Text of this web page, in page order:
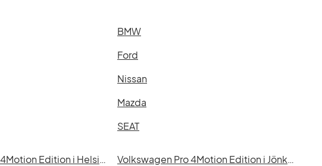
BMW
Ford
Nissan
Mazda
SEAT
Volkswagen Pro 4Motion Edition i Helsingborg
Volkswagen Pro 4Motion Edition i Jönköping